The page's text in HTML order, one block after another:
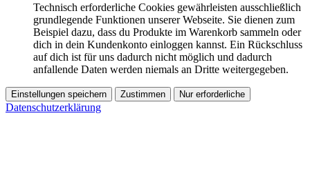
Technisch erforderliche Cookies gewährleisten ausschließlich
grundlegende Funktionen unserer Webseite. Sie dienen zum
Beispiel dazu, dass du Produkte im Warenkorb sammeln oder
dich in dein Kundenkonto einloggen kannst. Ein Rückschluss
auf dich ist für uns dadurch nicht möglich und dadurch
anfallende Daten werden niemals an Dritte weitergegeben.
Einstellungen speichern Zustimmen Nur erforderliche
Datenschutzerklärung